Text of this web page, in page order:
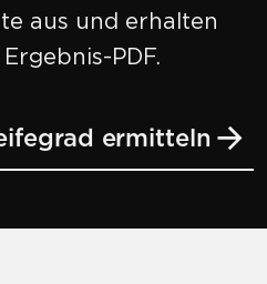
aus und erhalten
PDF.
ermitteln